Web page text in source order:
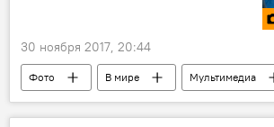
30 ноября 2017, 20:44
Фото В мире Мультимедиа